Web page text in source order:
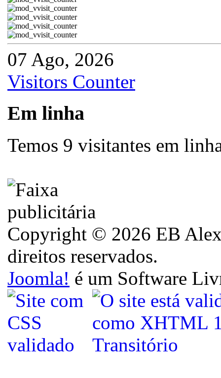
07 Ago, 2026
Visitors Counter
Em linha
Temos 9 visitantes em
Copyright © 2026 EB
direitos reservados.
Joomla! é um Software